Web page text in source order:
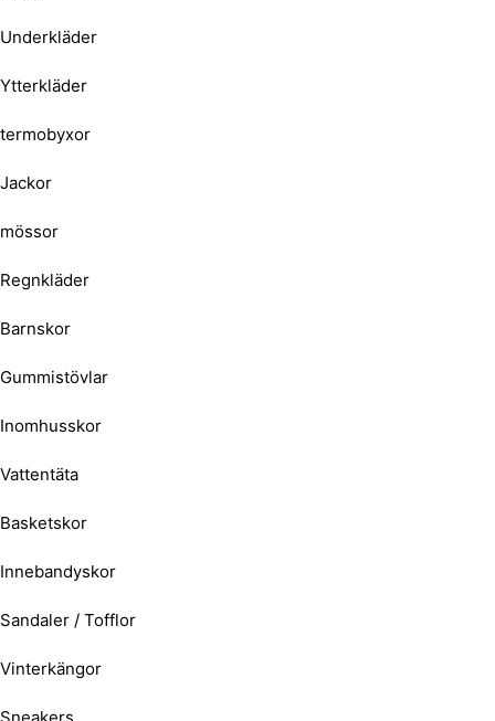
Underkläder
Ytterkläder
termobyxor
Jackor
mössor
Regnkläder
Barnskor
Gummistövlar
Inomhusskor
Vattentäta
Basketskor
Innebandyskor
Sandaler / Tofflor
Vinterkängor
Sneakers